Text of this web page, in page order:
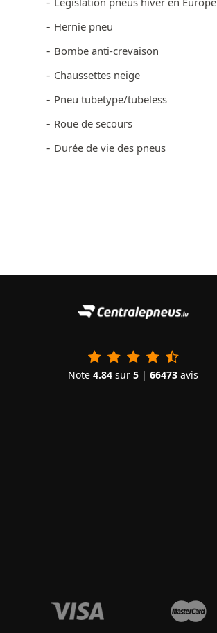
Hernie pneu
Bombe anti-crevaison
Chaussettes neige
Pneu tubetype/tubeless
Roue de secours
Durée de vie des pneus
Note 4.84 sur 5 | 66473 avis